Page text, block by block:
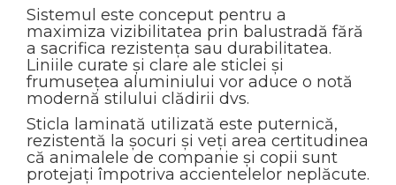
Sistemul este conceput pentru a
maximiza vizibilitatea prin balustradă fără
a sacrifica rezistența sau durabilitatea.
Liniile curate și clare ale sticlei și
frumusețea aluminiului vor aduce o notă
modernă stilului clădirii dvs.
Sticla laminată utilizată este puternică,
rezistentă la șocuri și veți area certitudinea
că animalele de companie și copii sunt
protejați împotriva accientelelor neplăcute.